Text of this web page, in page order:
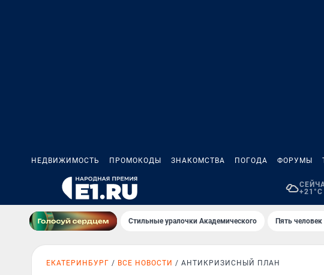
НЕДВИЖИМОСТЬ ПРОМОКОДЫ ЗНАКОМСТВА ПОГОДА ФОРУМЫ
+21°C
Стильные уралочки Академического Пять
ЕКАТЕРИНБУРГ ВСЕ НОВОСТИ АНТИКРИЗИСНЫЙ ПЛАН